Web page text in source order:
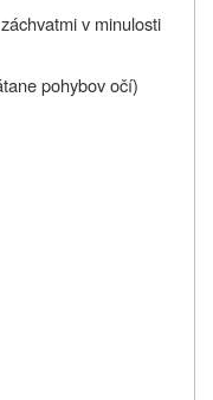
v minulosti
pohybov očí)